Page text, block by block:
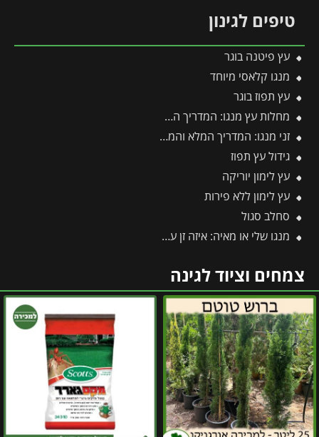
טיפים לגינון
עץ פיטנה בוגר
מנגו קלאסי מיוחד
עץ תפוז בוגר
מחלות עץ מנגו: המדריך המלא לזיהוי, מניעה וטיפול מנצח
זני מנגו: המדריך המלא והמקיף ביותר לזני מנגו
גידול עץ תפוז
עץ לימון יוריקה
עץ לימון ללא פירות
סחלב סגול
מנגו שלי או מאיה: איזה זן עדיף לגדל ואיזה פחות מומלץ?
צמחים וציוד לגינה